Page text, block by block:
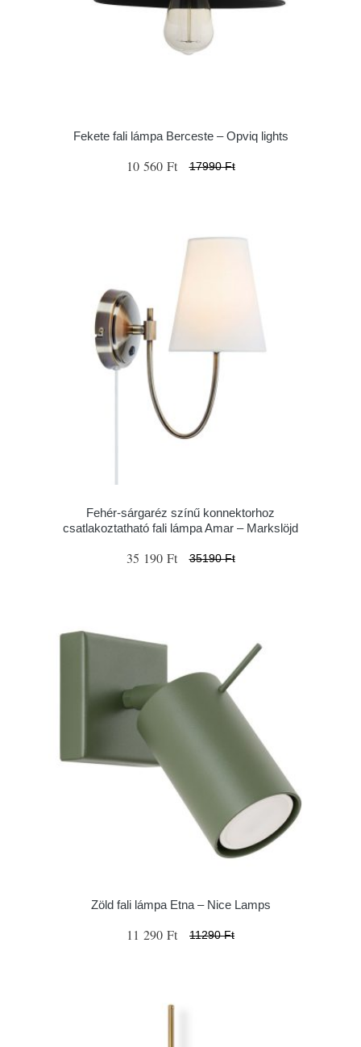
Fekete fali lámpa Berceste – Opviq lights
10 560 Ft 17990 Ft
Fehér-sárgaréz színű konnektorhoz
csatlakoztatható fali lámpa Amar – Markslöjd
35 190 Ft 35190 Ft
Zöld fali lámpa Etna – Nice Lamps
11 290 Ft 11290 Ft